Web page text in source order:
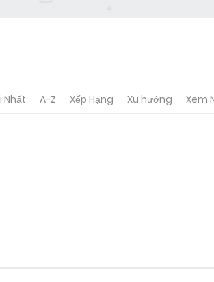
Nhất A-Z Xếp Hạng Xu hướng Xem